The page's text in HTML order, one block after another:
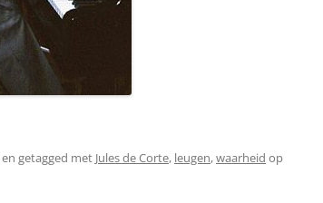
en getagged met Jules de Corte, leugen,waarheid op